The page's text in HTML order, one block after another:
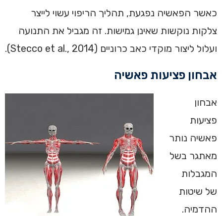
כאשר הפאשיה נפגעת, תהליך הריפוי עשוי לייצר
צלקות נוקשות שאינן גמישות. זה מגביל את התנועה
ועלול ליצור מוקדי כאב כרוניים (Stecco et al., 2014).
אבחון פציעות פאשיה
אבחון
פציעות
פאשיה נותר
מאתגר בשל
המגבלות
של שיטות
ההדמיה.